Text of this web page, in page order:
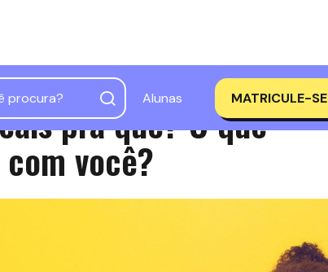
Alunas MATRICULE-SE
pra quê? O que
você?